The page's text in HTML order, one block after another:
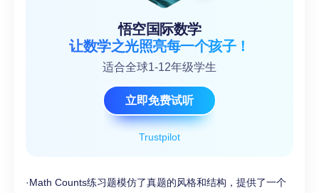
Trustpilot
悟空国际数学
让数学之光照亮每一个孩子！
适合全球1-12年级学生
立即免费试听
·Math Counts练习题模仿了真题的风格和结构，提供了一个